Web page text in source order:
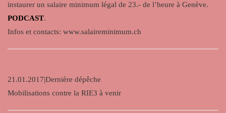
instaurer un salaire minimum légal de 23.- de l’heure à Genève.
PODCAST.
Infos et contacts: www.salaireminimum.ch
21.01.2017|Dernière dépêche
Mobilisations contre la RIE3 à venir